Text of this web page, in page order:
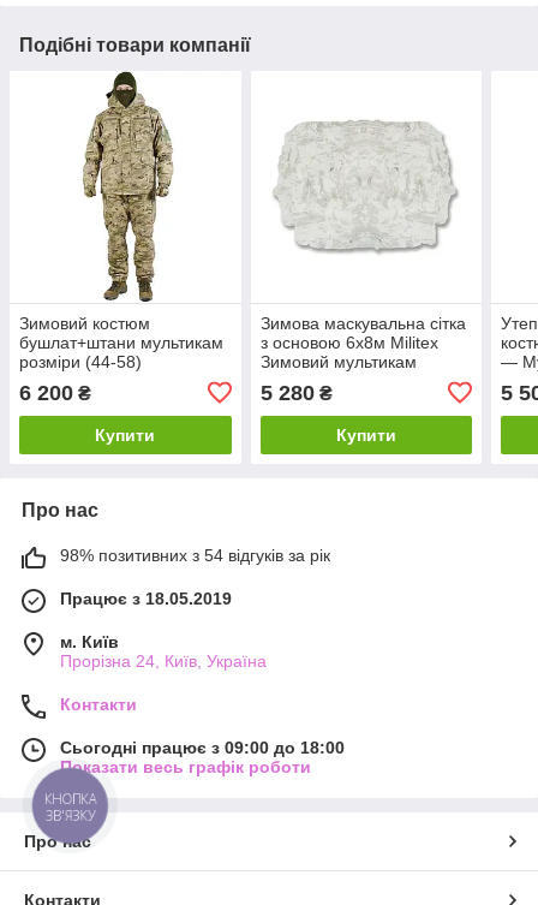
Подібні товари компанії
Зимовий костюм
бушлат+штани мультикам
розміри (44-58)
6 200 ₴
Купити
Зимова маскувальна сітка
з основою 6х8м Militex
Зимовий мультикам
5 280₴
Купити
—
5
Про нас
98% позитивних з 54 відгуків за рік
Працює з 18.05.2019
м. Київ
Прорізна 24, Київ, Україна
Контакти
Сьогодні працює з 09:00 до 18:00
Показати весь графік роботи
Про нас
Контакти
КНОПКА
ЗВ'ЯЗКУ